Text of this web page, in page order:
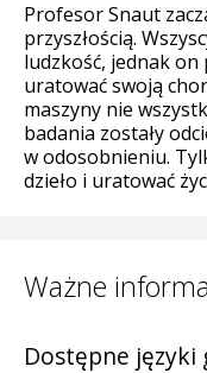
Profesor Snaut
przyszłością.
ludzkość, jednak
uratować swoją
maszyny nie
badania zostały
w odosobnieniu.
dzieło i uratować
Ważne
Dostępne języki